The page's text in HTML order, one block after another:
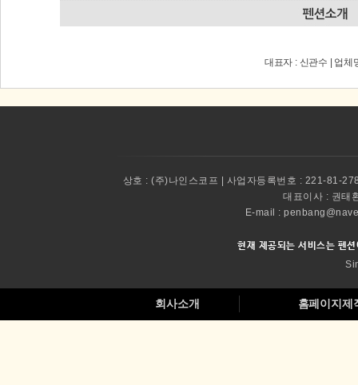
대표자 : 신관수 | 업
상호 : (주)나인스코프 | 사업자등록번호 : 221-81-
대표이사 : 권태
E-mail :
현재 제공되는 서비스는 펜
회사소개 홈페이지제